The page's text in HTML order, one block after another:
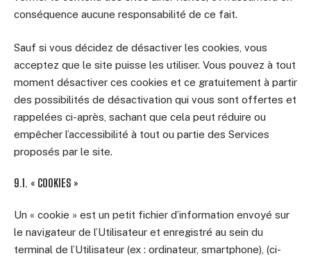
conséquence aucune responsabilité de ce fait.
Sauf si vous décidez de désactiver les cookies, vous
acceptez que le site puisse les utiliser. Vous pouvez à tout
moment désactiver ces cookies et ce gratuitement à partir
des possibilités de désactivation qui vous sont offertes et
rappelées ci-après, sachant que cela peut réduire ou
empêcher l’accessibilité à tout ou partie des Services
proposés par le site.
9.1. « COOKIES »
Un « cookie » est un petit fichier d’information envoyé sur
le navigateur de l’Utilisateur et enregistré au sein du
terminal de l’Utilisateur (ex : ordinateur, smartphone), (ci-